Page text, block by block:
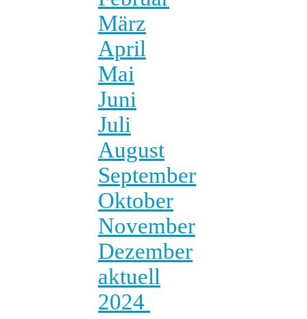
März
April
Mai
Juni
Juli
August
September
Oktober
November
Dezember
aktuell
2024